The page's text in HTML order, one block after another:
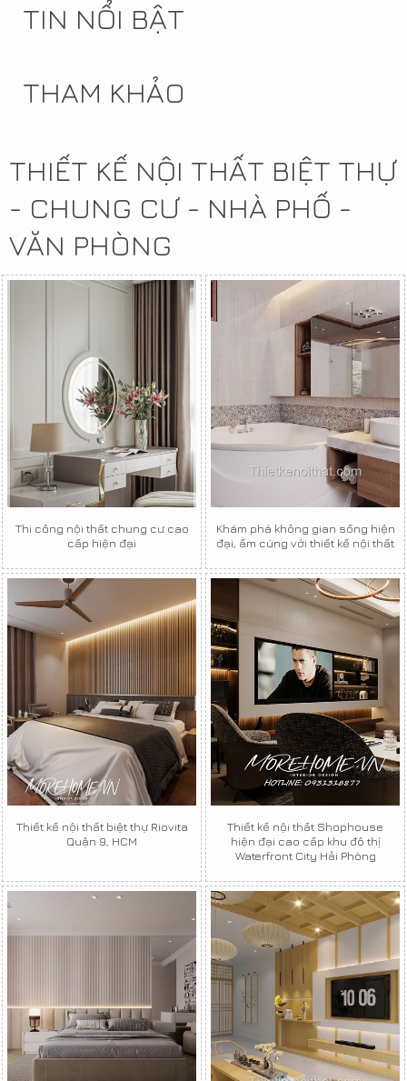
TIN NỔI BẬT
THAM KHẢO
THIẾT KẾ NỘI THẤT BIỆT THỰ
- CHUNG CƯ - NHÀ PHỐ -
VĂN PHÒNG
Thi công nội thất chung cư cao
cấp hiện đại
Khám phá không gian sống hiện
đại, ấm cúng với thiết kế nội thất
Thiết kế nội thất biệt thự Riovita
Quận 9, HCM
Thiết kế nội thất Shophouse
hiện đại cao cấp khu đô thị
Waterfront City Hải Phòng